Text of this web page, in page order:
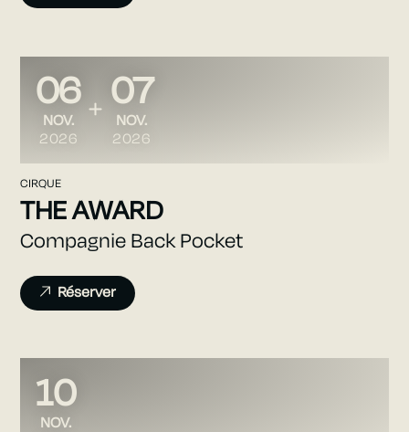
DU
06
NOVEMBRE
NOV.
2026
AU
07
NOVEMBRE
NOV.
2026
CIRQUE
THE AWARD
Compagnie Back Pocket
Réserver
10
NOVEMBRE
NOV.